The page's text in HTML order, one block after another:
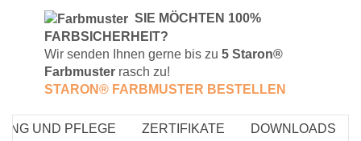
S IE MÖCHTEN 100%
FARBSICHERHEIT?
Wir senden Ihnen gerne bis zu 5 Staron®
Farbmuster rasch zu!
STARON® FARBMUSTE R BESTELLEN
UND PFLEGE ZERTIFIKATE DOWNLOADS